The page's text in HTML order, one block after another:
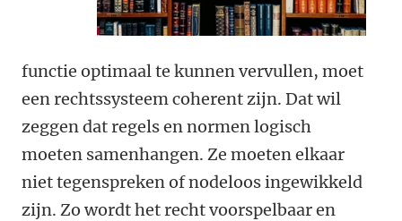
functie optimaal te kunnen vervullen, moet
een rechtssysteem coherent zijn. Dat wil
zeggen dat regels en normen logisch
moeten samenhangen. Ze moeten elkaar
niet tegenspreken of nodeloos ingewikkeld
zijn. Zo wordt het recht voorspelbaar en